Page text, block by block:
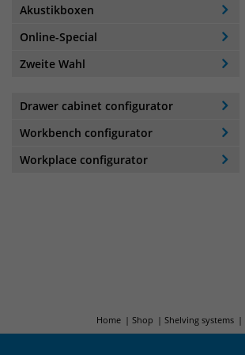
Akustikboxen
Online-Special
Zweite Wahl
Drawer cabinet configurator
Workbench configurator
Workplace configurator
Home Shop Shelving systems